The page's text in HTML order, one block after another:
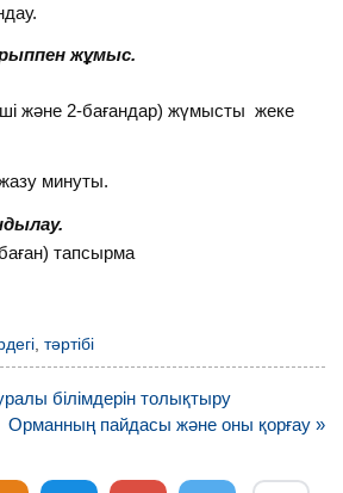
жұмыс.
және 2-бағандар) жүмысты жеке
минуты.
.
тапсырма
,тәртібі
білімдерін толықтыру
Орманның пайдасы және оны қорғау »